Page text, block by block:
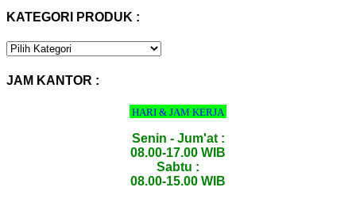
KATEGORI PRODUK :
KATEGORI
JAM KANTOR :
HARI & JAM KERJA
Senin - Jum'at :
08.00-17.00 WIB
Sabtu :
08.00-15.00 WIB